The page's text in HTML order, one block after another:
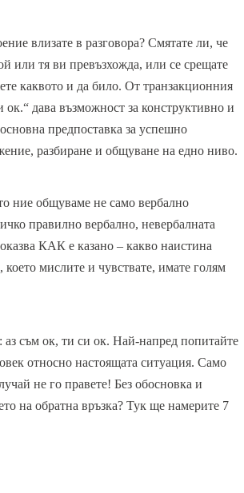
влизате в разговора? Смятате ли, че
или тя ви превъзхожда, или се срещате
каквото и да било. От транзакционния
дава възможност за конструктивно и
предпоставка за успешно
разбиране и общуване на едно ниво.
ние общуваме не само вербално
правилно вербално, невербалната
КАК е казано – какво наистина
мислите и чувствате, имате голям
аз съм ок, ти си ок. Най-напред попитайте
относно настоящата ситуация. Само
не го правете! Без обосновка и
на обратна връзка? Тук ще намерите 7